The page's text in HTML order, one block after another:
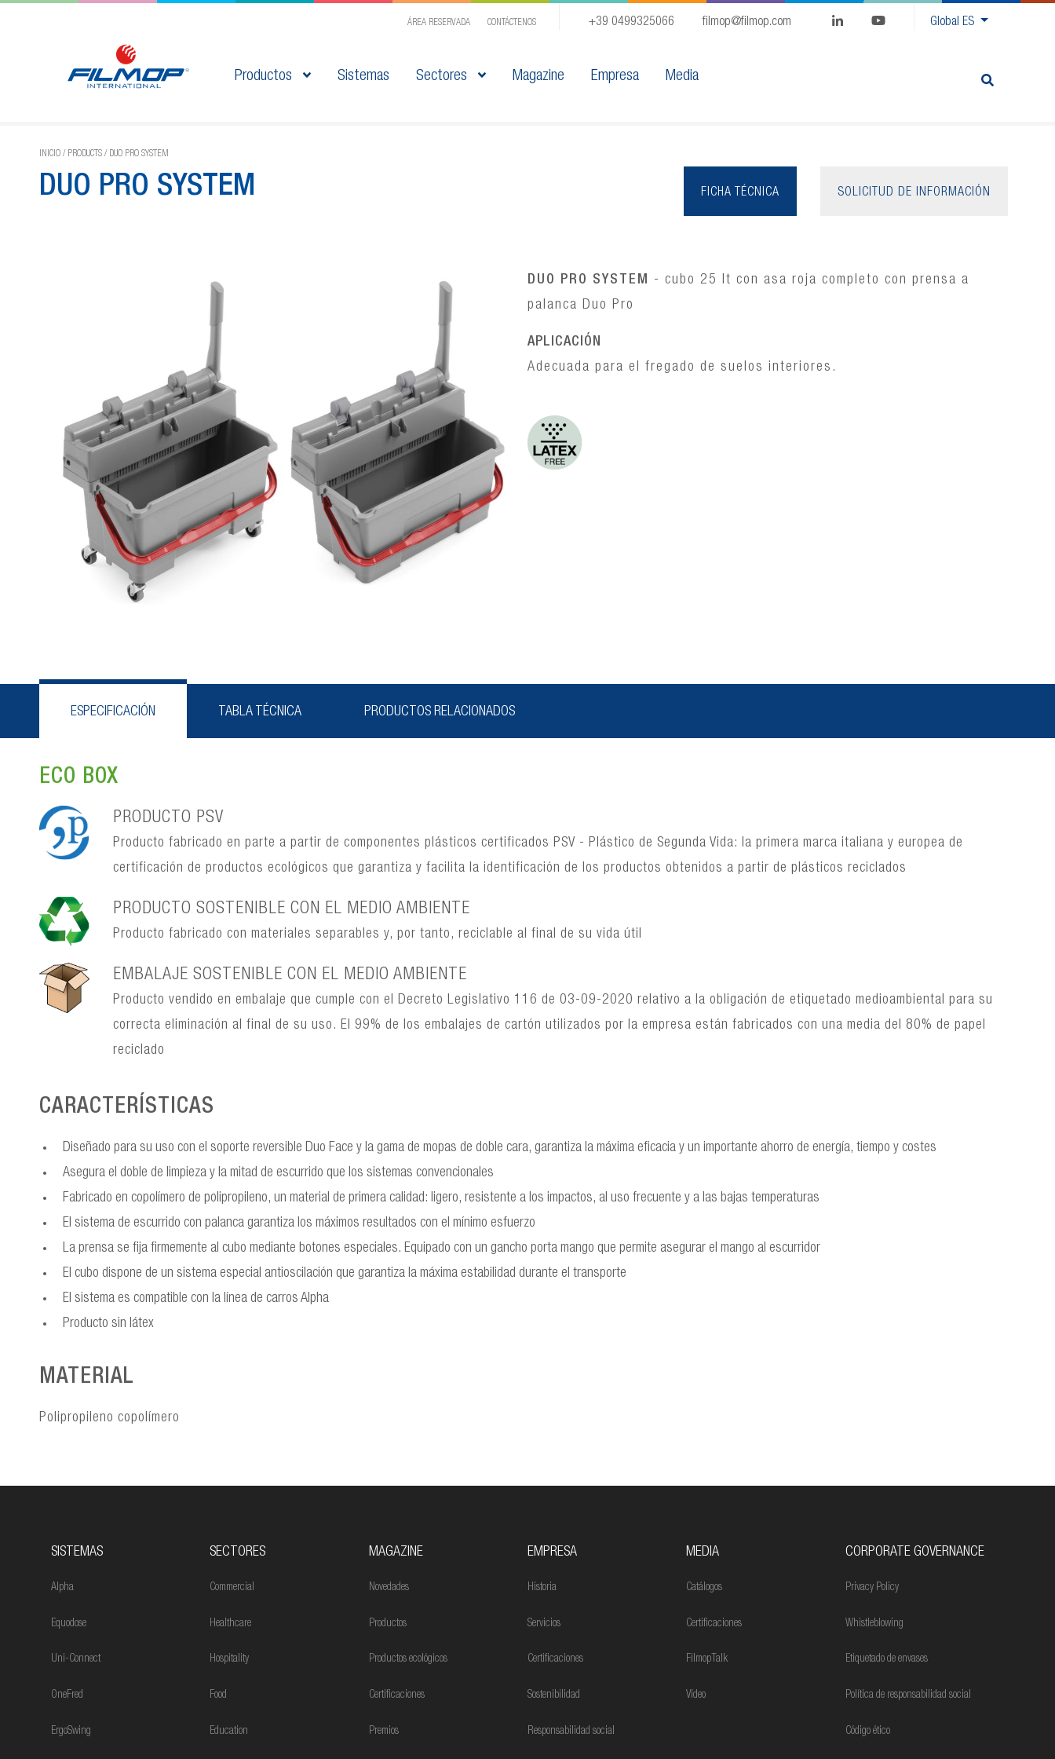
ÁREA RESERVADA CONTÁCTENOS GlobalES
+39 0499325066 filmop@filmop.com
Productos Sistemas Sectores Magazine Empresa Media
INICIO / PRODUCTS / DUO PRO SYSTEM
DUO PRO SYSTEM SOLICITUD DE INFORMACIÓN
FICHA TÉCNICA
DUO PRO SYSTEM - cubo 25 lt con asa roja completo con prensa a
palanca Duo Pro
APLICACIÓN
Adecuada para el fregado de suelos interiores.
ESPECIFICACIÓN TABLA TÉCNICA PRODUCTOS RELACIONADOS
ECO BOX
PRODUCTO PSV
Producto fabricado en parte a partir de componentes plásticos certificados PSV - Plástico de Segunda Vida: la primera marca italiana y europea de
certificación de productos ecológicos que garantiza y facilita la identificación de los productos obtenidos a partir de plásticos reciclados
PRODUCTO SOSTENIBLE CON EL MEDIO AMBIENTE
Producto fabricado con materiales separables y, por tanto, reciclable al final de su vida útil
EMBALAJE SOSTENIBLE CON EL MEDIO AMBIENTE
Producto vendido en embalaje que cumple con el Decreto Legislativo 116 de 03-09-2020 relativo a la obligación de etiquetado medioambiental para su
correcta eliminación al final de su uso. El 99% de los embalajes de cartón utilizados por la empresa están fabricados con una media del 80% de papel
reciclado
CARACTERÍSTICAS
Diseñado para su uso con el soporte reversible Duo Face y la gama de mopas de doble cara, garantiza la máxima eficacia y un importante ahorro de energía, tiempo y costes
Asegura el doble de limpieza y la mitad de escurrido que los sistemas convencionales
Fabricado en copolímero de polipropileno, un material de primera calidad: ligero, resistente a los impactos, al uso frecuente y a las bajas temperaturas
El sistema de escurrido con palanca garantiza los máximos resultados con el mínimo esfuerzo
La prensa se fija firmemente al cubo mediante botones especiales. Equipado con un gancho porta mango que permite asegurar el mango al escurridor
El cubo dispone de un sistema especial antioscilación que garantiza la máxima estabilidad durante el transporte
El sistema es compatible con la línea de carros Alpha
Producto sin látex
MATERIAL
Polipropileno copolímero
SISTEMAS
Alpha
Equodose
Uni-Connect
OneFred
ErgoSwing
SECTORES
Commercial
Healthcare
Hospitality
Food
Education
MAGAZINE
Novedades
Productos
Productos ecológicos
Certificaciones
Premios
EMPRESA
Historia
Servicios
Certificaciones
Sostenibilidad
Responsabilidad social
MEDIA
Catálogos
Certificaciones
FilmopTalk
Vídeo
CORPORATE GOVERNANCE
Privacy Policy
Whistleblowing
Etiquetado de envases
Política de responsabilidad social
Código ético